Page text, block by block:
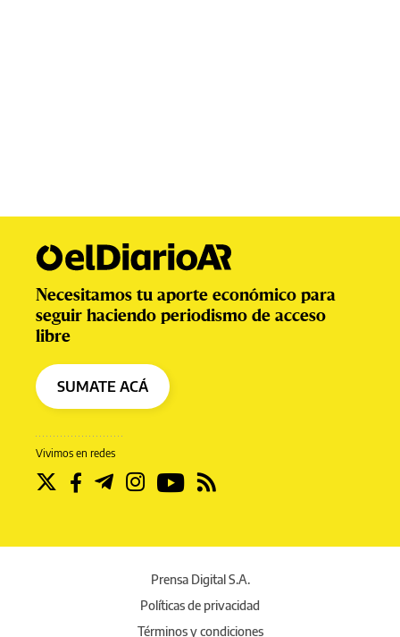
Vivimos en redes
Necesitamos tu aporte económico para
seguir haciendo periodismo de acceso
libre
SUMATE ACÁ
Prensa Digital S.A.
Políticas de privacidad
Términos y condiciones